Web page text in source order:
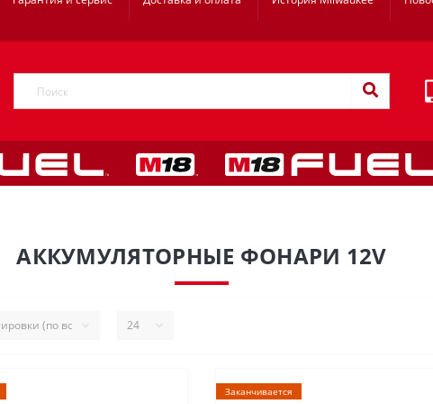
АККУМУЛЯТОРНЫЕ ФОНАРИ 12V
Заканчивается